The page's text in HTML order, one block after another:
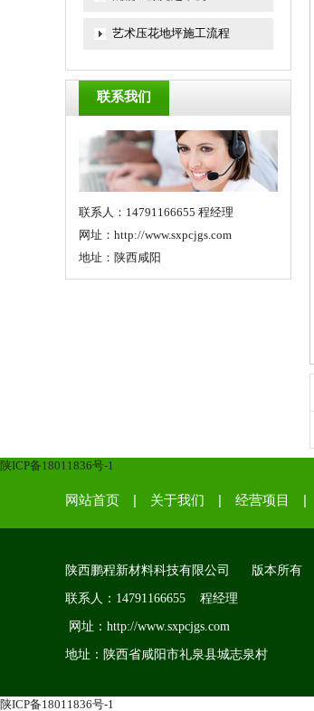
艺术压花地坪施工流程
联系我们
联系人：14791166655 程经理
网址：http://www.sxpcjgs.com
地址：陕西咸阳
陕ICP备18011836号-1
网站首页 | 关于我们 | 经营项目 |
陕西鹏程新材料科技有限公司 版本所有
联系人：14791166655 程经理
网址：http://www.sxpcjgs.com
地址：陕西省咸阳市礼泉县城志泉村
陕ICP备18011836号-1